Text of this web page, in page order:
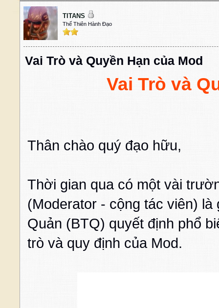
TITANS
Thế Thiên Hành Đạo
Vai Trò và Quyền Hạn của Mod
Vai Trò và
Thân chào quý đạo hữu,
Thời gian qua có một vài
(Moderator - cộng tác viên)
Quản (BTQ) quyết định phổ
trò và quy định của Mod.